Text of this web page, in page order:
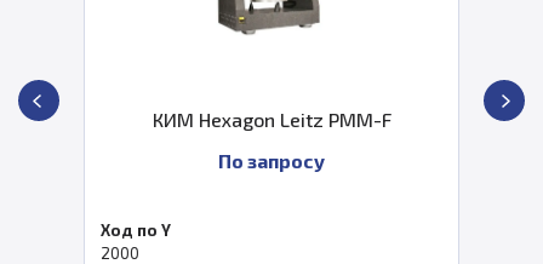
КИМ Hexagon Leitz PMM-F
По запросу
Ход по Y
2000